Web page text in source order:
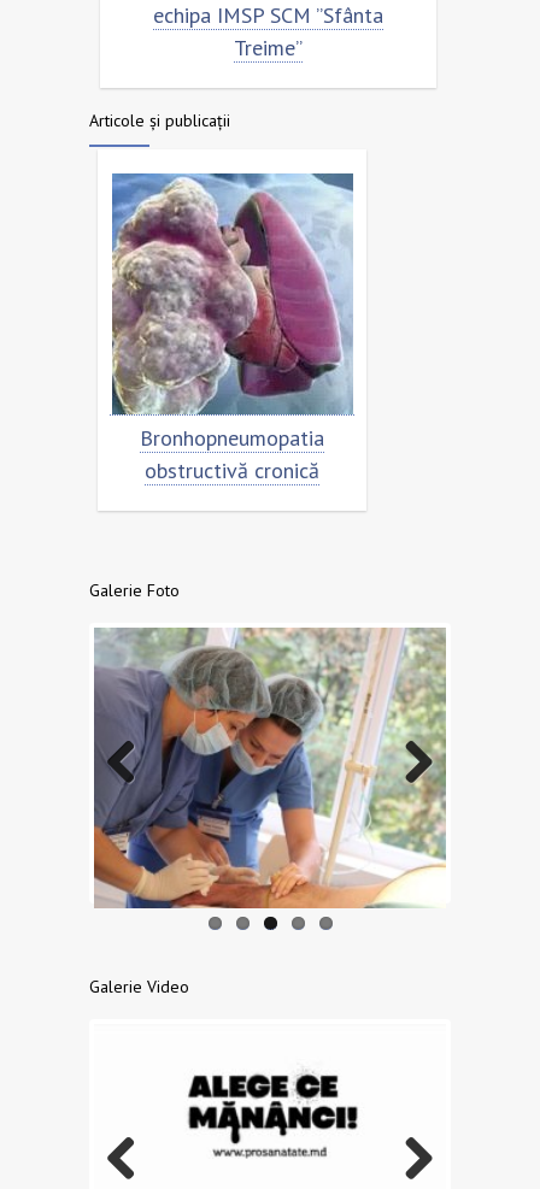
echipa IMSP SCM ”Sfânta
Treime”
Articole și publicații
Bronhopneumopatia
obstructivă cronică
Galerie Foto
Previo
us
Next
Galerie Video